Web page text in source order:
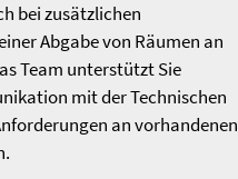
bei zusätzlichen
Abgabe von Räumen an
Team unterstützt Sie
mit der Technischen
an vorhandenen